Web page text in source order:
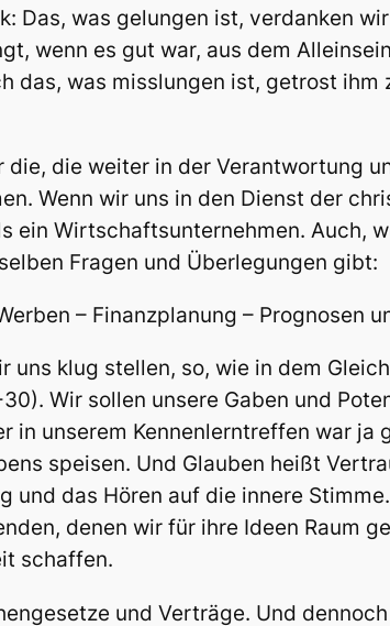
Das, was gelungen ist, verdanken
wenn es gut war, aus dem
das, was misslungen ist, getrost
die weiter in der Verantwortung
Wenn wir uns in den Dienst der
ein Wirtschaftsunternehmen. Auch,
Fragen und Überlegungen gibt:
– Finanzplanung – Prognosen
uns klug stellen, so, wie in dem
Wir sollen unsere Gaben und
in unserem Kennenlerntreffen war ja
speisen. Und Glauben heißt
und das Hören auf die innere
denen wir für ihre Ideen Raum
schaffen.
und Verträge. Und